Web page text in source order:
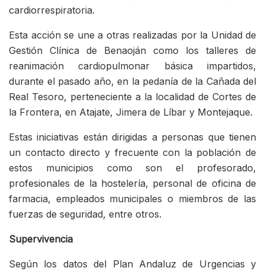
cardiorrespiratoria.
Esta acción se une a otras realizadas por la Unidad de
Gestión Clínica de Benaoján como los talleres de
reanimación cardiopulmonar básica impartidos,
durante el pasado año, en la pedanía de la Cañada del
Real Tesoro, perteneciente a la localidad de Cortes de
la Frontera, en Atajate, Jimera de Líbar y Montejaque.
Estas iniciativas están dirigidas a personas que tienen
un contacto directo y frecuente con la población de
estos municipios como son el profesorado,
profesionales de la hostelería, personal de oficina de
farmacia, empleados municipales o miembros de las
fuerzas de seguridad, entre otros.
Supervivencia
Según los datos del Plan Andaluz de Urgencias y